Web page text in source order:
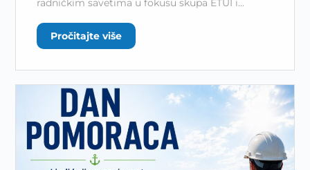
radničkim savetima u fokusu skupa ETUI i...
Pročitajte više